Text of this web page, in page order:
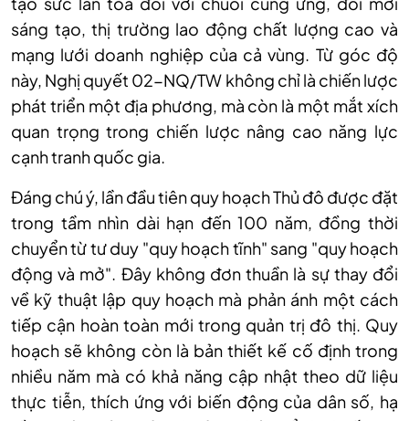
sáng tạo, thị trường lao động chất lượng cao và
mạng lưới doanh nghiệp của cả vùng. Từ góc độ
này, Nghị quyết 02-NQ/TW không chỉ là chiến lược
phát triển một địa phương, mà còn là một mắt xích
quan trọng trong chiến lược nâng cao năng lực
cạnh tranh quốc gia.
Đáng chú ý, lần đầu tiên quy hoạch Thủ đô được đặt
trong tầm nhìn dài hạn đến 100 năm, đồng thời
chuyển từ tư duy "quy hoạch tĩnh" sang "quy hoạch
động và mở". Đây không đơn thuần là sự thay đổi
về kỹ thuật lập quy hoạch mà phản ánh một cách
tiếp cận hoàn toàn mới trong quản trị đô thị. Quy
hoạch sẽ không còn là bản thiết kế cố định trong
nhiều năm mà có khả năng cập nhật theo dữ liệu
thực tiễn, thích ứng với biến động của dân số, hạ